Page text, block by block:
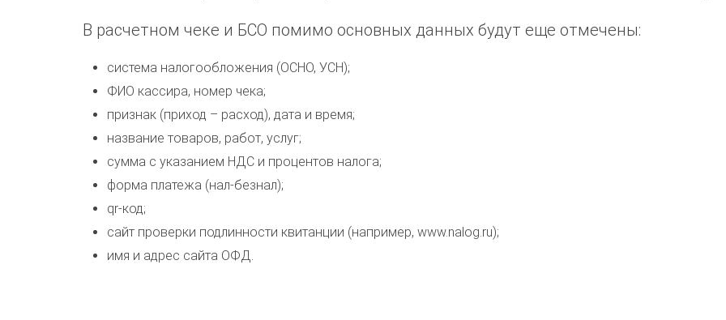
В расчетном чеке и БСО помимо основных данных будут еще отмечены:
система налогообложения (ОСНО, УСН);
ФИО кассира, номер чека;
признак (приход – расход), дата и время;
название товаров, работ, услуг;
сумма с указанием НДС и процентов налога;
форма платежа (нал-безнал);
qr-код;
сайт проверки подлинности квитанции (например, www.nalog.ru);
имя и адрес сайта ОФД.